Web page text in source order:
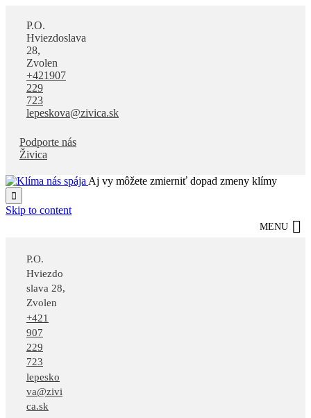
P.O.
Hviezdoslava
28,
Zvolen
+421907
229
723
lepeskova@zivica.sk
Podporte nás
Živica
Aj vy môžete zmierniť dopad zmeny klímy

Skip to content
MENU
P.O.
Hviezdo
slava 28,
Zvolen
+421
907
229
723
lepesko
va@zivi
ca.sk